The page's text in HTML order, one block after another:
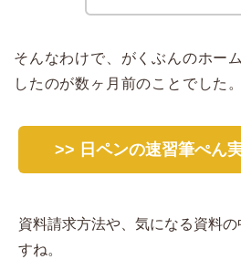
そんなわけで、がくぶんのホー
したのが数ヶ月前のことでした。
>> 日ペンの速習筆ぺん
資料請求方法や、気になる資料
すね。